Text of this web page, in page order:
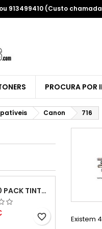
ou 913499410 (Custo
PROCURA POR
Canon 716
PFI-050 PACK TINTAS COMPATIVEIS
favorite_border Existem